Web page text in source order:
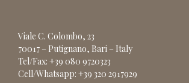
Viale C. Colombo, 23
70017 – Putignano, Bari – Italy
Tel/Fax: +39 080 9720323
Cell/Whatsapp: +39 320 2917929